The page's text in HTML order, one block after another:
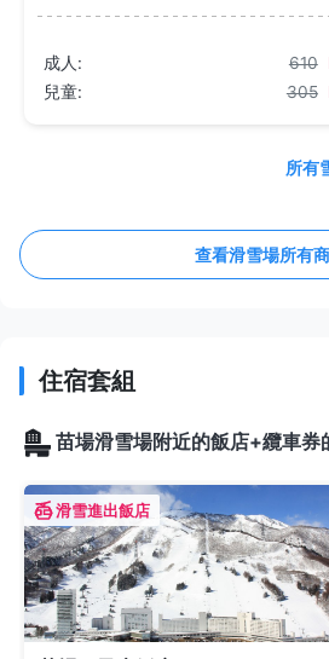
成人: 610
兒童: 305
所有
查看滑雪場所有
住宿套組
苗場滑雪場附近的飯店+纜車券
滑雪進出飯店